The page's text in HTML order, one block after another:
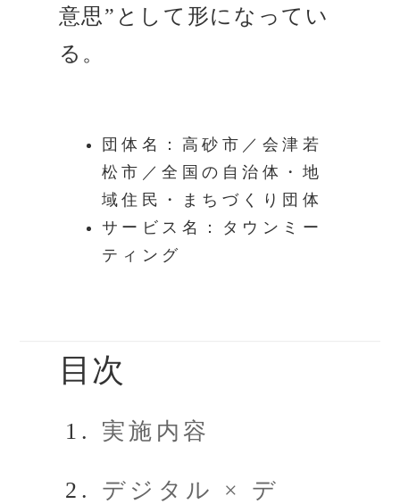
意思”として形になってい
る。
団体名：高砂市／会津若
松市／全国の自治体・地
域住民・まちづくり団体
サービス名：タウンミー
ティング
目次
実施内容
デジタル × デ